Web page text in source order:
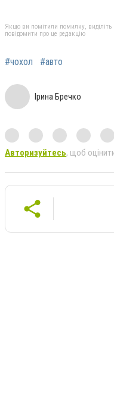
Якщо ви помітили помилку, виділіть
повідомити про це редакцію
#чохол #авто
Ірина Бречко
Авторизуйтесь, щоб